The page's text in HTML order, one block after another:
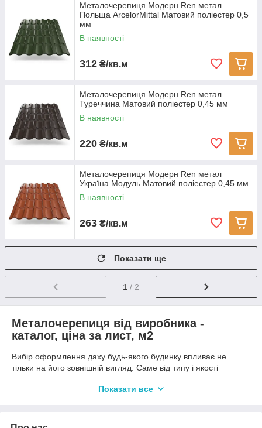
Металочерепиця Модерн Ren метал
Польща ArcelorMittal Матовий поліестер 0,5
мм
В наявності
312 ₴/кв.м
Металочерепиця Модерн Ren метал
Туреччина Матовий поліестер 0,45 мм
В наявності
220 ₴/кв.м
Металочерепиця Модерн Ren метал
Україна Модуль Матовий поліестер 0,45 мм
В наявності
263 ₴/кв.м
Показати ще
1 / 2
Металочерепиця від виробника -
каталог, ціна за лист, м2
Вибір оформлення даху будь-якого будинку впливає не
тільки на його зовнішній вигляд. Саме від типу і якості
перебувати в будинку влітку, взимку, в міжсезоння, наскільки
тому грамотні фахівці в галузі будівництва категорично не
Показати все